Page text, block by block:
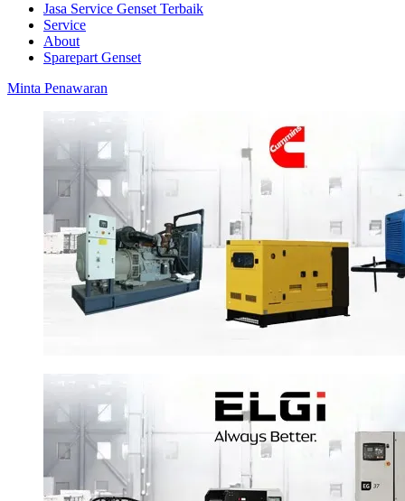
Jasa Service Genset Terbaik
Service
About
Sparepart Genset
Minta Penawaran